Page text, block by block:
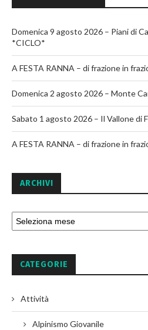
Domenica 9 agosto 2026 – Piani di
*CICLO*
A FESTA RANNA – di frazione in
Domenica 2 agosto 2026 – Monte
Sabato 1 agosto 2026 – Il Vallone di
A FESTA RANNA – di frazione in
ARCHIVI
CATEGORIE
Attività
Alpinismo Giovanile